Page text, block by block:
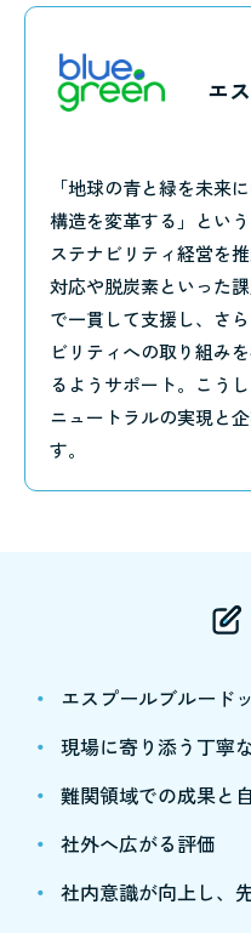
エ
「地球の青と緑を未来
構造を変革する」とい
ステナビリティ経営を
対応や脱炭素といった
で一貫して支援し、さ
ビリティへの取り組み
るようサポート。こう
ニュートラルの実現と
す。
エスプールブルード
現場に寄り添う丁寧
難関領域での成果と
社外へ広がる評価
社内意識が向上し、